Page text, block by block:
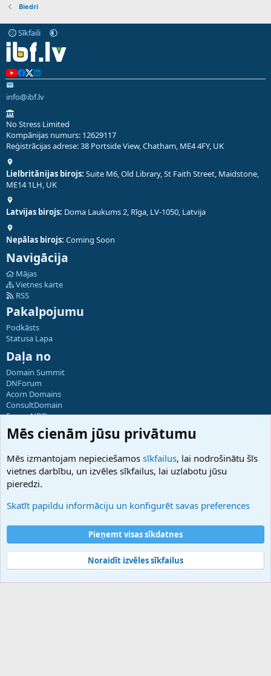
Biedri
Sīkfaili
info@ibf.lv
No Stress Limited
Kompānijas numurs: 12629117
Reģistrācijas adrese: 38 Portside View, Chatham, ME4 4FY, UK
Lielbritānijas birojs: Suite M6, Old Library, St Faith Street, Maidstone,
ME14 1LH, UK
Latvijas birojs: Doma Laukums 2, Rīga, LV-1050, Latvija
Nepālas birojs: Coming Soon
Navigācija
Mājas
Vietnes karte
RSS
Pakalpojumu
Podkāsts
Statusa Lapa
Daļa no
Domain Summit
DNForum
Acorn Domains
ConsultDomain
ForumNDD
Domainforum.ro
27.be
Hostmaria
Atbalsts
Palīdzība
Noteikumi un nosacījumi
Privātuma politika
Community platform by XenForo® © 2010-2025 XenForo Ltd.
Mēs cienām jūsu privātumu
Mēs izmantojam nepieciešamos sīkfailus, lai nodrošinātu šīs
vietnes darbību, un izvēles sīkfailus, lai uzlabotu jūsu
pieredzi.
Skatīt papildu informāciju un konfigurēt savas preferences
Pieņemt visas sīkdatnes
Noraidīt izvēles sīkfailus